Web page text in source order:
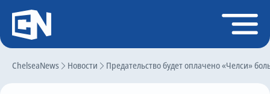
ChelseaNews Новости Предательство будет оплачено «Челси»
Регистрация
Главная